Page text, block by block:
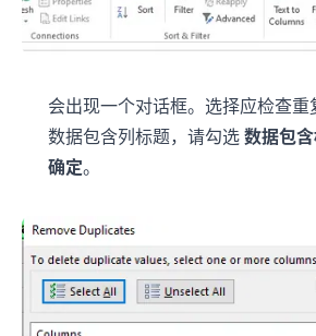
会出现一个对话框。选择应检查
数据包含列标题，请勾选数据包
确定。